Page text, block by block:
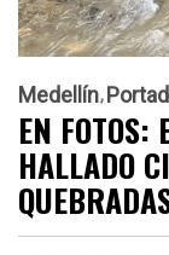
Medellín
EN FOTOS:
HALLADO